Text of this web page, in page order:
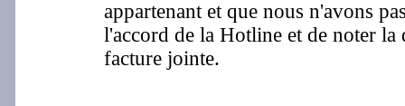
appartenant et que nous n'avons
l'accord de la Hotline et de noter la
facture jointe.